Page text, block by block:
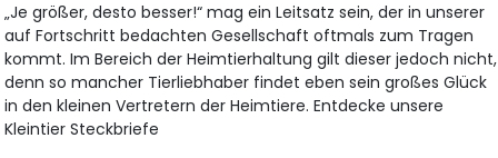
„Je größer, desto besser!“ mag ein Leitsatz sein, der in unserer
auf Fortschritt bedachten Gesellschaft oftmals zum Tragen
kommt. Im Bereich der Heimtierhaltung gilt dieser jedoch nicht,
denn so mancher Tierliebhaber findet eben sein großes Glück
in den kleinen Vertretern der Heimtiere. Entdecke unsere
Kleintier Steckbriefe